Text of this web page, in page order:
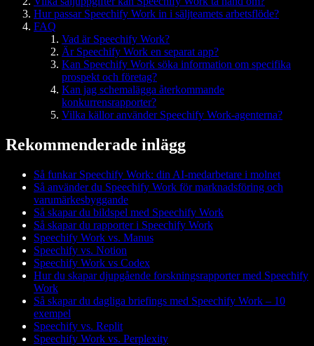
Hur passar Speechify Work in i säljteamets arbetsflöde?
FAQ
Vad är Speechify Work?
Är Speechify Work en separat app?
Kan Speechify Work söka information om specifika
prospekt och företag?
Kan jag schemalägga återkommande
konkurrensrapporter?
Vilka källor använder Speechify Work-agenterna?
Rekommenderade inlägg
Så funkar Speechify Work: din AI-medarbetare i molnet
Så använder du Speechify Work för marknadsföring och
varumärkesbyggande
Så skapar du bildspel med Speechify Work
Så skapar du rapporter i Speechify Work
Speechify Work vs. Manus
Speechify vs. Notion
Speechify Work vs Codex
Hur du skapar djupgående forskningsrapporter med Speechify
Work
Så skapar du dagliga briefings med Speechify Work – 10
exempel
Speechify vs. Replit
Speechify Work vs. Perplexity